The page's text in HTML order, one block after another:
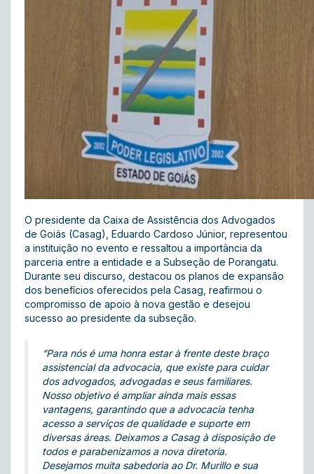
O presidente da Caixa de Assistência dos Advogados
de Goiás (Casag), Eduardo Cardoso Júnior, representou
a instituição no evento e ressaltou a importância da
parceria entre a entidade e a Subseção de Porangatu.
Durante seu discurso, destacou os planos de expansão
dos benefícios oferecidos pela Casag, reafirmou o
compromisso de apoio à nova gestão e desejou
sucesso ao presidente da subseção.
“Para nós é uma honra estar à frente deste braço
assistencial da advocacia, que existe para cuidar
dos advogados, advogadas e seus familiares.
Nosso objetivo é ampliar ainda mais essas
vantagens, garantindo que a advocacia tenha
acesso a serviços de qualidade e suporte em
diversas áreas. Deixamos a Casag à disposição de
todos e parabenizamos a nova diretoria.
Desejamos muita sabedoria ao Dr. Murillo e sua